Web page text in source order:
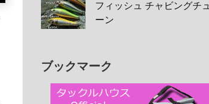
フィッシュ チャビングチュ
ーン
ブックマーク